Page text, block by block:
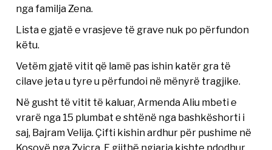
nga familja Zena.
Lista e gjatë e vrasjeve të grave nuk po përfundon
këtu.
Vetëm gjatë vitit që lamë pas ishin katër gra të
cilave jeta u tyre u përfundoi në mënyrë tragjike.
Në gusht të vitit të kaluar, Armenda Aliu mbeti e
vrarë nga 15 plumbat e shtënë nga bashkëshorti i
saj, Bajram Velija. Çifti kishin ardhur për pushime në
Kosovë nga Zvicra. E gjithë ngjarja kishte ndodhur